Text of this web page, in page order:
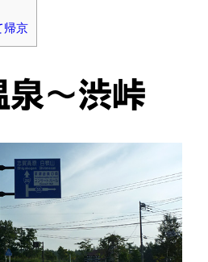
帰京
泉〜渋峠